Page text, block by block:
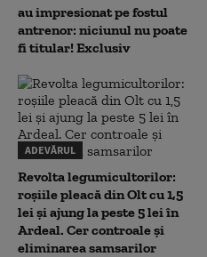
au impresionat pe fostul
antrenor: niciunul nu poate
fi titular! Exclusiv
ADEVĂRUL
Revolta legumicultorilor:
roșiile pleacă din Olt cu 1,5
lei și ajung la peste 5 lei în
Ardeal. Cer controale și
eliminarea samsarilor